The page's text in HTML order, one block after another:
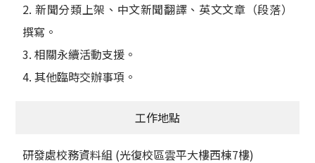
活動花絮
2. 新聞分類上架、中文新聞翻譯、英文文章（段落）
撰寫。
3. 相關永續活動支援。
4. 其他臨時交辦事項。
工作地點
研發處校務資料組 (光復校區雲平大樓西棟7樓)